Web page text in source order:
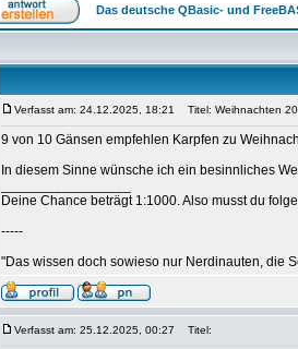
Das deutsche QBasic- und
Verfasst am: 24.12.2025, 18:21 Titel: Weihnachten
9 von 10 Gänsen empfehlen Karpfen zu
In diesem Sinne wünsche ich ein besinnliches
Deine Chance beträgt 1:1000. Also musst du
-----
"Das wissen doch sowieso nur Nerdinauten, die
Verfasst am: 25.12.2025, 00:27 Titel: